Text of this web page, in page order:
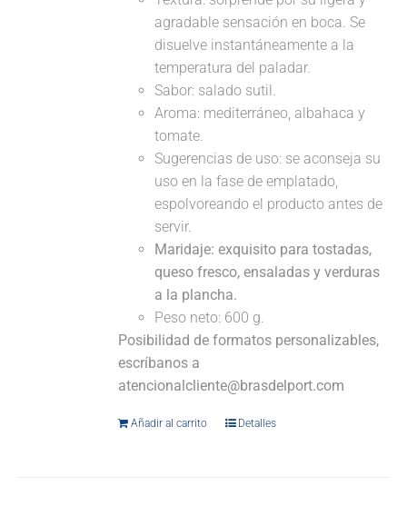
agradable sensación en boca. Se
disuelve instantáneamente a la
temperatura del paladar.
Sabor: salado sutil.
Aroma: mediterráneo, albahaca y
tomate.
Sugerencias de uso: se aconseja su
uso en la fase de emplatado,
espolvoreando el producto antes de
servir.
Maridaje: exquisito para tostadas,
queso fresco, ensaladas y verduras
a la plancha.
Peso neto: 600 g.
Posibilidad de formatos personalizables,
escríbanos a
atencionalcliente@brasdelport.com
Añadir al carrito Detalles